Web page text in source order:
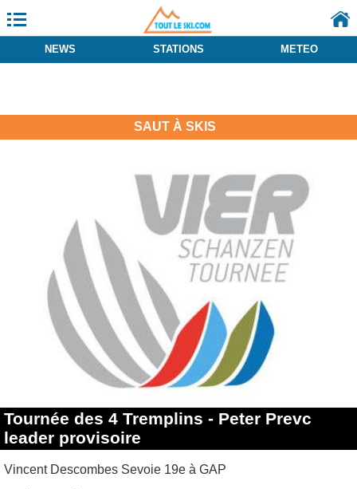
NEWS STATIONS METEO
SAUT À SKIS
Tournée des 4 Tremplins - Peter Prevc
leader provisoire
Vincent Descombes Sevoie 19e à GAP